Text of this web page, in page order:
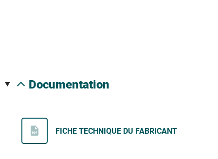
documentation
FICHE TECHNIQUE DU FABRICANT